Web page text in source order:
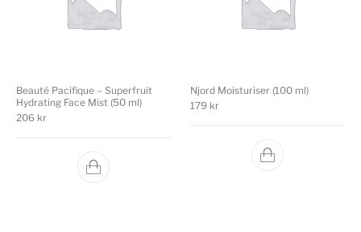
Beauté Pacifique – Superfruit
Hydrating Face Mist (50 ml)
206 kr
Njord Moisturiser (100 ml)
179 kr